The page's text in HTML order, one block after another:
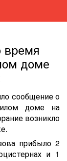
время
доме
сообщение о
доме на
возникло
прибыло 2
и 1